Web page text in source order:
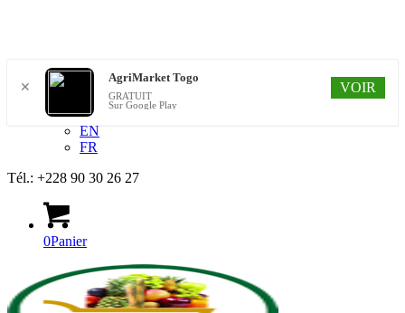
Lien vers Facebook
Soumettre un produit
FR
EN
FR
Tél.: +228 90 30 26 27
0Panier
✕
AgriMarket Togo
GRATUIT
Sur Google Play
VOIR